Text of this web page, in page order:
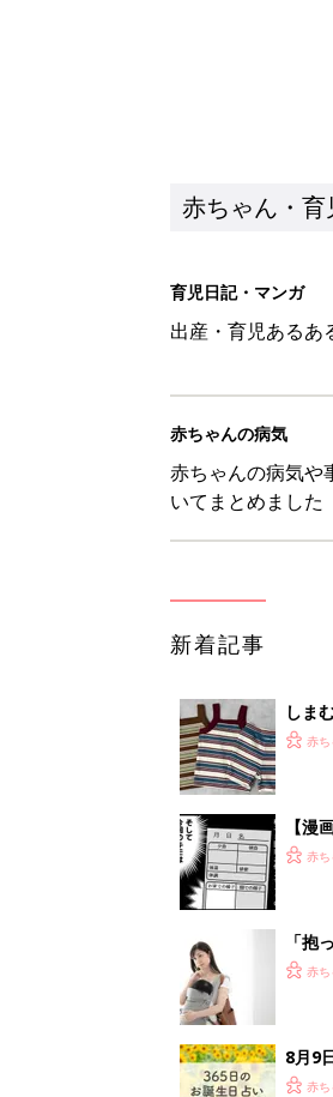
赤ちゃん・
育児日記・マンガ
出産・育児あるあ
赤ちゃんの病気
赤ちゃんの病気や
いてまとめました
新着記事
しま
夏の
赤
【漫
うふ
赤
「抱
赤
8月9
赤